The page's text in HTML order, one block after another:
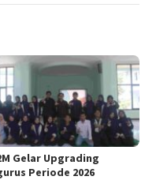
Gelar Upgrading
Periode 2026